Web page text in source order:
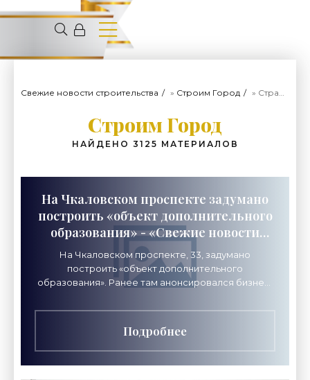
Свежие новости строительства » Строим Город » Страница 8
Строим Город
НАЙДЕНО 3125 МАТЕРИАЛОВ
На Чкаловском проспекте задумано
построить «объект дополнительного
образования» - «Свежие новости
строительства»
На Чкаловском проспекте, 33, задумано
построить «объект дополнительного
образования». Ранее там анонсировался бизнес-
только на Чкаловский
Подробнее